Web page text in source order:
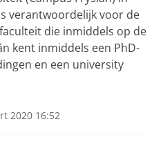
verantwoordelijk voor de
die inmiddels op de
kent inmiddels een PhD-
en een university
2020 16:52